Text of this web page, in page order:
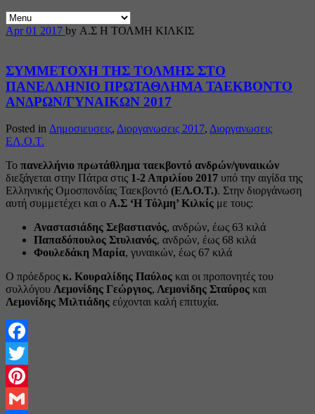
Apr 01 2017 by Α.Σ Η ΤΟΛΜΗ ΚΙΛΚΙΣ
ΣΥΜΜΕΤΟΧΗ ΤΗΣ ΤΟΛΜΗΣ ΣΤΟ
ΠΑΝΕΛΛΗΝΙΟ ΠΡΩΤΑΘΛΗΜΑ ΤΑΕΚΒΟΝΤΟ
ΑΝΔΡΩΝ/ΓΥΝΑΙΚΩΝ 2017
Posted in Δημοσιευσεις, Διοργανωσεις 2017, Διοργανωσεις
ΕΛ.Ο.Τ.
Το πανελλήνιο πρωτάθλημα ταεκβοντό ανδρών/γυναικών
διεξάγεται στην Πάτρα στις 1-2 Απριλίου 2017 υπό την αιγίδα της
Ελληνικής Ομοσπονδίας Ταεκβοντό (ΕΛ.Ο.Τ.). Στην διοργάνωση
αυτή συμμετέχει και ο Α.Σ ‘Η Τόλμη’ Κιλκίς με τους:
Αναστασιάδης Σεβαστιανός, ανδρών, έως 63 κιλά
Παπαδόπουλος Στυλιανός, ανδρών, έως 68 κιλά
Φουλεδάκη Μαρία, γυναικών, έως 67 κιλά
Ο πρόεδρος κ. Κουραλίδης Παύλος και οι προπονητές του
συλλόγου Λεμονίδης Γεώργιος, Λεμονίδης Σταύρος και
Λεμονίδης Μιλτιάδης εύχονται καλή επιτυχία.
Facebook
Twitter
Pinterest